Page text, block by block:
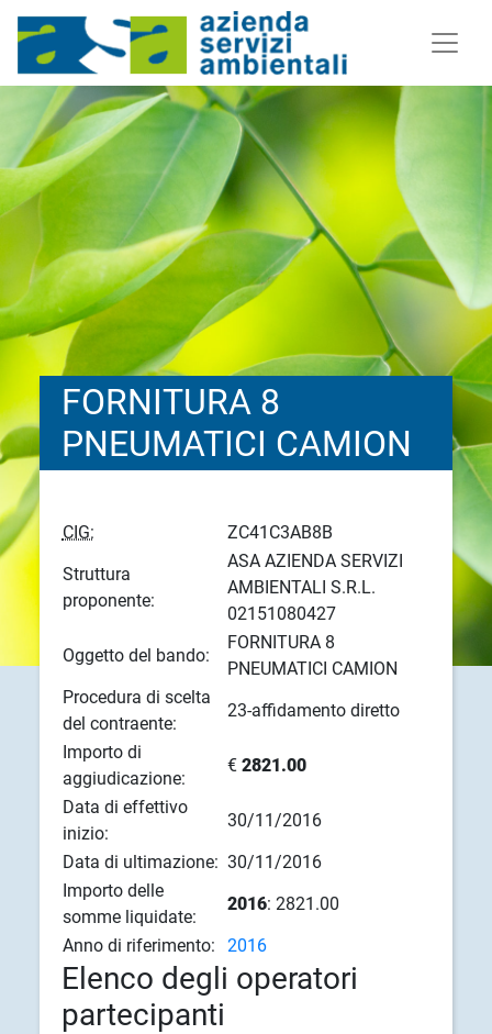
FORNITURA 8
PNEUMATICI CAMION
CIG:
ZC41C3AB8B
Struttura
proponente:
ASA AZIENDA SERVIZI
AMBIENTALI S.R.L.
02151080427
Oggetto del bando:
FORNITURA 8
PNEUMATICI CAMION
Procedura di scelta
del contraente:
23-affidamento diretto
Importo di
aggiudicazione:
€ 2821.00
Data di effettivo
inizio:
30/11/2016
Data di ultimazione: 30/11/2016
Importo delle
somme liquidate:
2016: 2821.00
Anno di riferimento:
2016
Elenco degli operatori
partecipanti